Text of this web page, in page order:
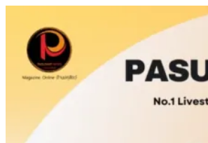
content